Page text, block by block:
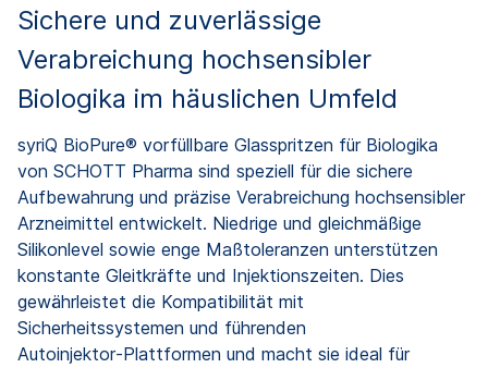
Sichere und zuverlässige
Verabreichung hochsensibler
Biologika im häuslichen Umfeld
syriQ BioPure® vorfüllbare Glasspritzen für Biologika
von SCHOTT Pharma sind speziell für die sichere
Aufbewahrung und präzise Verabreichung hochsensibler
Arzneimittel entwickelt. Niedrige und gleichmäßige
Silikonlevel sowie enge Maßtoleranzen unterstützen
konstante Gleitkräfte und Injektionszeiten. Dies
gewährleistet die Kompatibilität mit
Sicherheitssystemen und führenden
Autoinjektor‑Plattformen und macht sie ideal für